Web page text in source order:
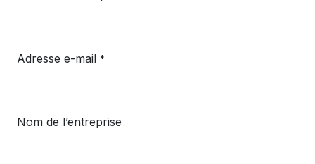
Adresse e-mail *
Nom de l’entreprise